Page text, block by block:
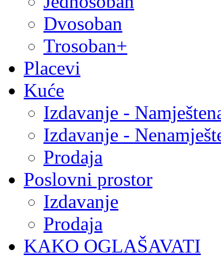
Dvosoban
Trosoban+
Placevi
Kuće
Izdavanje -
Izdavanje -
Prodaja
Poslovni prostor
Izdavanje
Prodaja
KAKO OGLAŠAVATI